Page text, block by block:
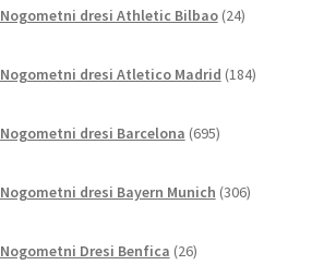
Nogometni dresi Athletic Bilbao 24izdelkov
Nogometni dresi Atletico Madrid 184izdelkov
Nogometni dresi Barcelona 695izdelkov
Nogometni dresi Bayern Munich 306izdelkov
Nogometni Dresi Benfica 26izdelkov